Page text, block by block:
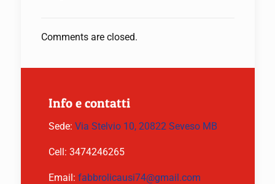
Comments are closed.
Info e contatti
Sede: Via Stelvio 10, 20822 Seveso MB
Cell: 3474246265
Email: fabbrolicausi74@gmail.com